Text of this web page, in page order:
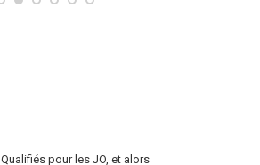
Qualifiés pour les JO, et alors